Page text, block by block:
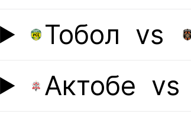
Тобол vs
Актобе vs